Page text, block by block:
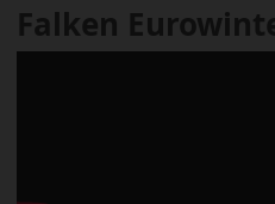
Falken